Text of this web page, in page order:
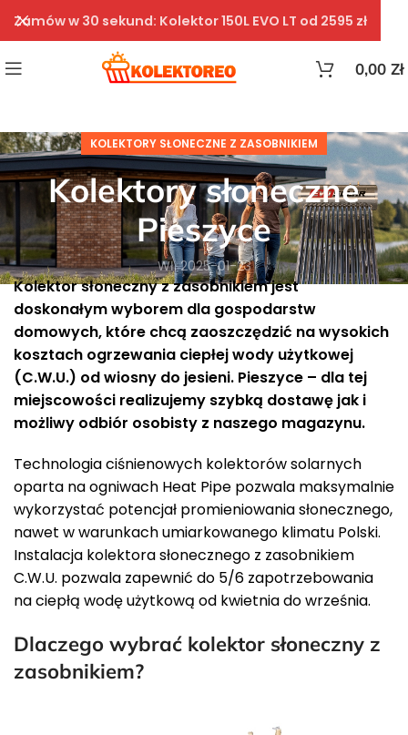
0,00 Zł
KOLEKTORY SŁONECZNE Z ZASOBNIKIEM
Kolektory słoneczne
Pieszyce
Wł. 2025-01-23
Kolektor słoneczny z zasobnikiem jest
doskonałym wyborem dla gospodarstw
domowych, które chcą zaoszczędzić na wysokich
kosztach ogrzewania ciepłej wody użytkowej
(C.W.U.) od wiosny do jesieni. Pieszyce – dla tej
miejscowości realizujemy szybką dostawę jak i
możliwy odbiór osobisty z naszego magazynu.
Technologia ciśnienowych kolektorów solarnych
oparta na ogniwach Heat Pipe pozwala maksymalnie
wykorzystać potencjał promieniowania słonecznego,
nawet w warunkach umiarkowanego klimatu Polski.
Instalacja kolektora słonecznego z zasobnikiem
C.W.U. pozwala zapewnić do 5/6 zapotrzebowania
na ciepłą wodę użytkową od kwietnia do września.
Dlaczego wybrać kolektor słoneczny z
zasobnikiem?
Zamów w 30 sekund: Kolektor 150L EVO LT od 2595 zł